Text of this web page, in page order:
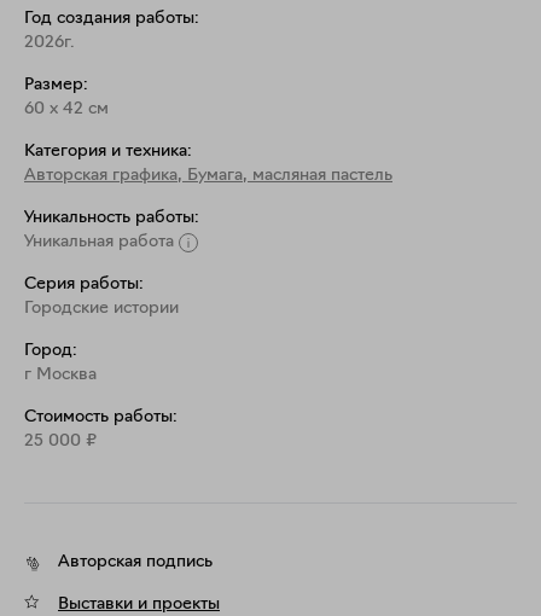
Год создания работы:
2026г.
Размер:
60 x 42 см
Категория и техника:
Авторская графика, Бумага, масляная пастель
Уникальность работы:
Уникальная работа
Серия работы:
Городские истории
Город:
г Москва
Стоимость работы:
25 000 ₽
Авторская подпись
Выставки и проекты